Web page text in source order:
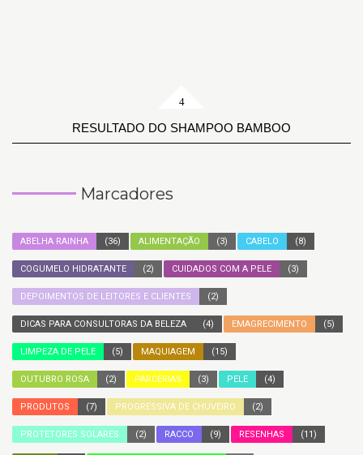
RESULTADO DO SHAMPOO BAMBOO
Marcadores
ABELHA RAINHA (36) ALIMENTAÇÃO (3) CABELO (8)
COGUMELO HIDRATANTE (2) CUIDADOS COM A PELE (3)
DEPOIMENTOS DE LEITORES E CLIENTES (2)
DICAS PARA CONSULTORAS DA BELEZA (4) EMAGRECIMENTO (5)
LIMPEZA DE PELE (5) MAQUIAGEM (15)
OUTUBRO ROSA (2) PARCERIAS (3) PELE (4)
PRODUTOS (7) PROGRESSIVA DE CHUVEIRO (2)
PROTETORES SOLARES (2) RACCO (9) RESENHAS (11)